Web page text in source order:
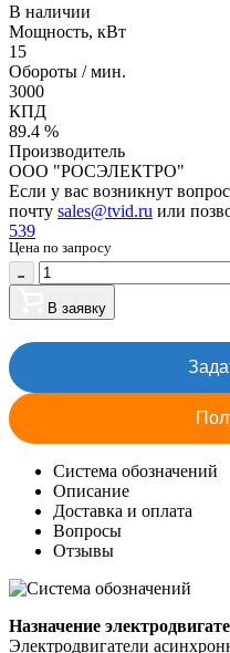
В наличии
Мощность, кВт
15
Обороты / мин.
3000
КПД
89.4 %
Производитель
ООО "РОСЭЛЕКТРО"
Если у вас возникнут
почту sales@tvid.ru или
539
Цена по запросу
В заявку
Система обозначений
Описание
Доставка и оплата
Вопросы
Отзывы
Назначение
Электродвигатели